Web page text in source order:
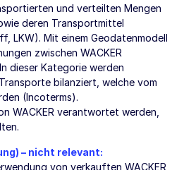
und verteilten Mengen
deren Transportmittel
LKW). Mit einem Geodatenmodell
zwischen WACKER
dieser Kategorie werden
bilanziert, welche vom
(Incoterms).
WACKER verantwortet werden,
– nicht relevant:
von verkauften WACKER